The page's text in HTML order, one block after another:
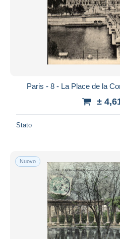
Paris - 8 - La Place de la
±
Stato
Nuovo